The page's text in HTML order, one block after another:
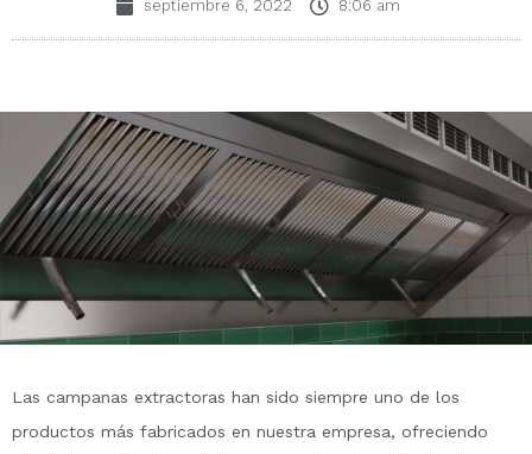
septiembre 6, 2022 8:06 am
Las campanas extractoras han sido siempre uno de los
productos más fabricados en nuestra empresa, ofreciendo